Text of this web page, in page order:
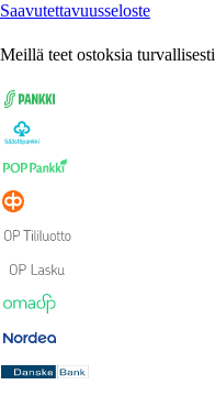
Saavutettavuusseloste
Meillä teet ostoksia turvallisesti